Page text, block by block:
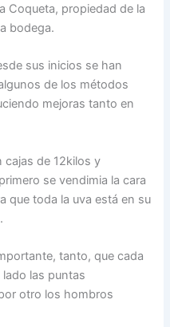
Coqueta, propiedad de la
bodega.
sus inicios se han
de los métodos
mejoras tanto en
cajas de 12kilos y
se vendimia la cara
que toda la uva está en su
tanto, que cada
las puntas
otro los hombros